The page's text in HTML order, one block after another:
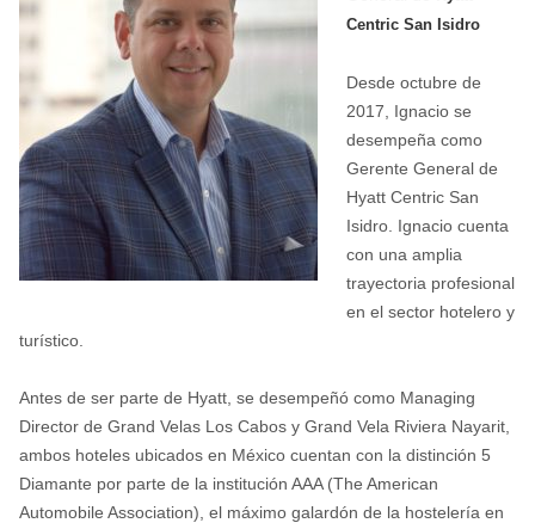
Centric San Isidro
Desde octubre de
2017, Ignacio se
desempeña como
Gerente General de
Hyatt Centric San
Isidro. Ignacio cuenta
con una amplia
trayectoria profesional
en el sector hotelero y
turístico.
Antes de ser parte de Hyatt, se desempeñó como Managing
Director de Grand Velas Los Cabos y Grand Vela Riviera Nayarit,
ambos hoteles ubicados en México cuentan con la distinción 5
Diamante por parte de la institución AAA (The American
Automobile Association), el máximo galardón de la hostelería en